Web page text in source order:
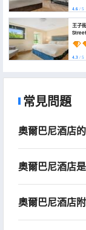
4.6 / 5
王子街套
4.3 / 5
常見問題
奧爾巴尼酒店
奧爾巴尼酒店
奧爾巴尼酒店